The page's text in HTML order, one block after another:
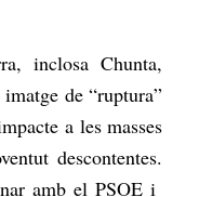
inclosa Chunta,
de “ruptura”
a les masses
descontentes.
amb el PSOE i